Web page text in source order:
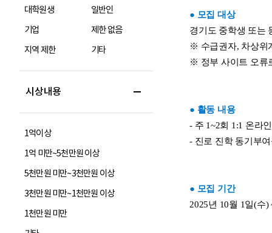
대학원생
일반인
기업
제한 없음
지역 제한
기타
시상내용
1억이상
1억 미만~5천만원 이상
5천만원 미만~3천만원 이상
3천만원 미만~1천만원 이상
1천만원 미만